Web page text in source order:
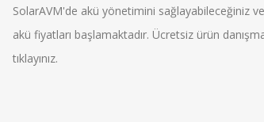
SolarAVM'de akü yönetimini sağlayabileceğiniz
akü fiyatları başlamaktadır. Ücretsiz ürün
tıklayınız.